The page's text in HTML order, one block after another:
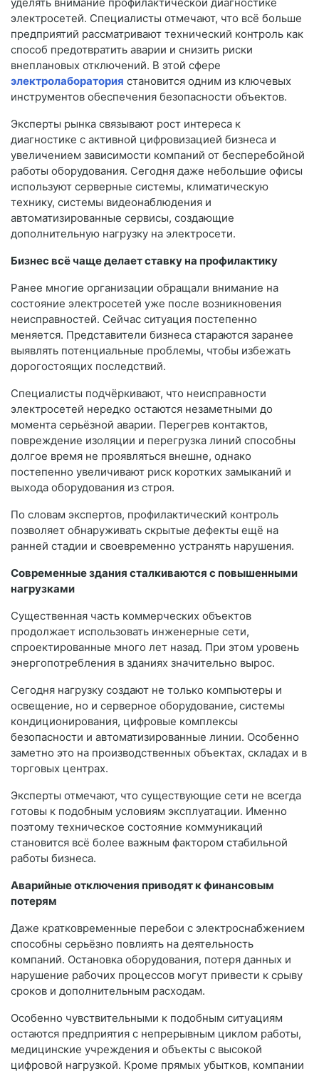
электросетей. Специалисты отмечают, что всё больше
предприятий рассматривают технический контроль как
способ предотвратить аварии и снизить риски
внеплановых отключений. В этой сфере
электролаборатория становится одним из ключевых
инструментов обеспечения безопасности объектов.
Эксперты рынка связывают рост интереса к
диагностике с активной цифровизацией бизнеса и
увеличением зависимости компаний от бесперебойной
работы оборудования. Сегодня даже небольшие офисы
используют серверные системы, климатическую
технику, системы видеонаблюдения и
автоматизированные сервисы, создающие
дополнительную нагрузку на электросети.
Бизнес всё чаще делает ставку на профилактику
Ранее многие организации обращали внимание на
состояние электросетей уже после возникновения
неисправностей. Сейчас ситуация постепенно
меняется. Представители бизнеса стараются заранее
выявлять потенциальные проблемы, чтобы избежать
дорогостоящих последствий.
Специалисты подчёркивают, что неисправности
электросетей нередко остаются незаметными до
момента серьёзной аварии. Перегрев контактов,
повреждение изоляции и перегрузка линий способны
долгое время не проявляться внешне, однако
постепенно увеличивают риск коротких замыканий и
выхода оборудования из строя.
По словам экспертов, профилактический контроль
позволяет обнаруживать скрытые дефекты ещё на
ранней стадии и своевременно устранять нарушения.
Современные здания сталкиваются с повышенными
нагрузками
Существенная часть коммерческих объектов
продолжает использовать инженерные сети,
спроектированные много лет назад. При этом уровень
энергопотребления в зданиях значительно вырос.
Сегодня нагрузку создают не только компьютеры и
освещение, но и серверное оборудование, системы
кондиционирования, цифровые комплексы
безопасности и автоматизированные линии. Особенно
заметно это на производственных объектах, складах и в
торговых центрах.
Эксперты отмечают, что существующие сети не всегда
готовы к подобным условиям эксплуатации. Именно
поэтому техническое состояние коммуникаций
становится всё более важным фактором стабильной
работы бизнеса.
Аварийные отключения приводят к финансовым
потерям
Даже кратковременные перебои с электроснабжением
способны серьёзно повлиять на деятельность
компаний. Остановка оборудования, потеря данных и
нарушение рабочих процессов могут привести к срыву
сроков и дополнительным расходам.
Особенно чувствительными к подобным ситуациям
остаются предприятия с непрерывным циклом работы,
медицинские учреждения и объекты с высокой
цифровой нагрузкой. Кроме прямых убытков, компании